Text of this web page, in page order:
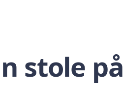
stole på